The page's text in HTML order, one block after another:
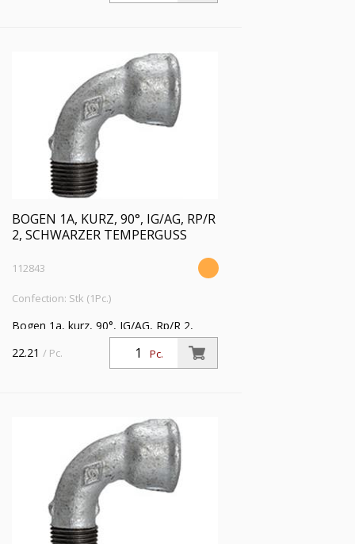
BOGEN 1A, KURZ, 90°, IG/AG, RP/R
2, SCHWARZER TEMPERGUSS
112843
Confection: Stk (1Pc.)
Bogen 1a, kurz, 90°, IG/AG, Rp/R 2,
Betriebstemperatur -20 °C bis 300 °C,
schwarzer Temperguss, feuerverzinkt,
Pc.
22.21 / Pc.